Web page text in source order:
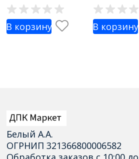
В корзину В корзину
Белый А.А.
ОГРНИП 321366800006582